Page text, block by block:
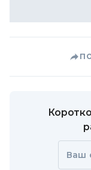
Ваш